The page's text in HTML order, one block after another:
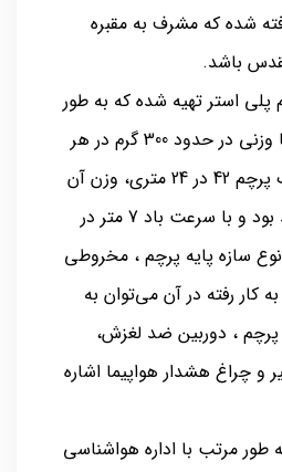
شده که مشرف به مقبره
باشد.
استر تهیه شده که به طور
متعارف این گونه پارچه ها وزنی در حدود 300 گرم در هر
متر مربع دارند که برای یک پرچم 42 در 24 متری، وزن آن
بالغ بر 302 کیلوگرم خواهد بود و با سرعت باد 7 متر در
نوع سازه پایه پرچم ، مخروطی
کار رفته در آن می‌توان به
پرچم ، دوربین ضد لغزش،
و چراغ هشدار هواپیما اشاره
طور مرتب با اداره هواشناسی